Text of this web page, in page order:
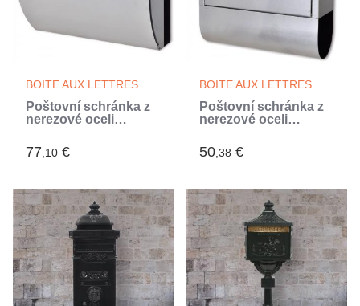
BOITE AUX LETTRES
Poštovní schránka z
nerezové oceli
77,10 €
BOITE AUX LETTRES
Poštovní schránka z
nerezové oceli
50,38 €